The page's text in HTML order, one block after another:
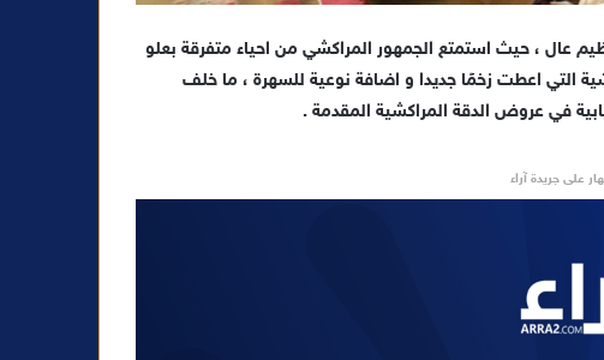
عال ، حيث استمتع الجمهور المراكشي من احياء متفرقة بعلو
التي اعطت زخمًا جديدا و اضافة نوعية للسهرة ، ما خلف
في عروض الدقة المراكشية المقدمة .
على جريدة آراء